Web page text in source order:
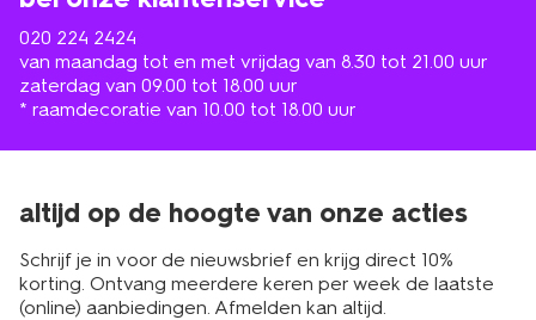
020 224 2424
van maandag tot en met vrijdag van 8.30 tot 21.00 uur
zaterdag van 09.00 tot 18.00 uur
* raamdecoratie van 10.00 tot 18.00 uur
altijd op de hoogte van onze acties
Schrijf je in voor de nieuwsbrief en krijg direct 10%
korting. Ontvang meerdere keren per week de laatste
(online) aanbiedingen. Afmelden kan altijd.